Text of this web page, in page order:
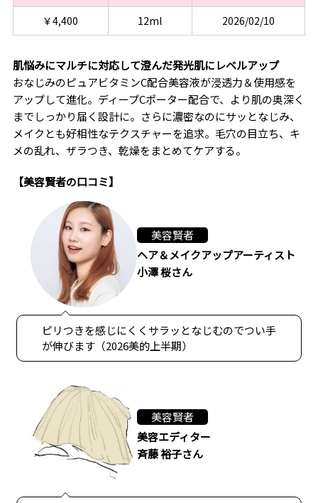
￥4,400
12ml 2026/02/10
肌悩みにマルチに対応して澄んだ発光肌にレベルアップ
おなじみのピュアビタミンC配合美容液が浸透力＆使用感を
アップして進化。ディープCポーター配合で、より肌の奥深く
までしっかり届く設計に。さらに濃密なのにサッとなじみ、
メイクとも好相性なテクスチャーを追求。毛穴の目立ち、キ
メの乱れ、ザラつき、乾燥をまとめてケアする。
【美容賢者の口コミ】
美容賢者
ヘア＆メイクアップアーティスト
小澤 桜さん
ピリつきを感じにくくサラッとなじむのでつい手
が伸びます（2026美的上半期）
美容賢者
美容エディター
斉藤 裕子さん